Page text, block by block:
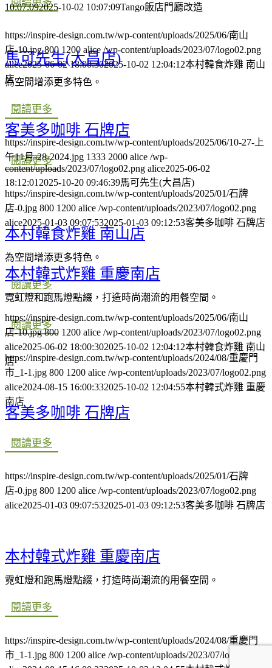
https://inspire-design.com.tw/wp-content/uploads/2025/06/南山
店-10.jpg 800 1200 alice /wp-content/uploads/2023/07/logo02.png
alice2025-06-02 18:00:302025-10-02 12:04:12本村韓食炸雞 南山
店
客美多咖啡 石牌店
閱讀更多
https://inspire-design.com.tw/wp-content/uploads/2025/01/石牌
店-0.jpg 800 1200 alice /wp-content/uploads/2023/07/logo02.png
alice2025-01-03 09:07:532025-01-03 09:12:53客美多咖啡 石牌店
本村韓式炸雞 重慶南店
霓虹燈和跑馬燈點綴，打造時尚潮流的用餐空間。
閱讀更多
https://inspire-design.com.tw/wp-content/uploads/2024/08/重慶門
市_1-1.jpg 800 1200 alice /wp-content/uploads/2023/07/logo02.png
alice2024-08-15 16:00:332025-10-02 12:04:55本村韓式炸雞 重慶
南店
10:07:092025-10-02 10:07:09Tango飯店門廳改造
馬可先生(大昌店)
為空間增添更多特色。
閱讀更多
https://inspire-design.com.tw/wp-content/uploads/2025/06/10-27-上
午11月-28-2024.jpg 1333 2000 alice /wp-
content/uploads/2023/07/logo02.png alice2025-06-02
18:12:01 2025-10-20 09:46:39馬可先生(大昌店)
本村韓食炸雞 南山店
為空間增添更多特色。
閱讀更多
https://inspire-design.com.tw/wp-content/uploads/2025/06/南山
店-10.jpg 800 1200 alice /wp-content/uploads/2023/07/logo02.png
alice2025-06-02 18:00:302025-10-02 12:04:12本村韓食炸雞 南山
店
客美多咖啡 石牌店
閱讀更多
https://inspire-design.com.tw/wp-content/uploads/2025/01/石牌
店-0.jpg 800 1200 alice /wp-content/uploads/2023/07/logo02.png
alice2025-01-03 09:07:532025-01-03 09:12:53客美多咖啡 石牌店
本村韓式炸雞 重慶南店
霓虹燈和跑馬燈點綴，打造時尚潮流的用餐空間。
閱讀更多
https://inspire-design.com.tw/wp-content/uploads/2024/08/重慶門
市_1-1.jpg 800 1200 alice /wp-content/uploads/2023/07/logo02.png